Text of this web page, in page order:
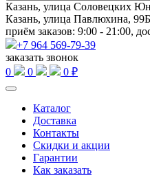
Казань, улица Соловецких
Казань, улица Павлюхина, 99Б
приём заказов: 9:00 - 21:00,
+7 964 569-79-39
заказать звонок
0
0 0 ₽
Каталог
Доставка
Контакты
Скидки и акции
Гарантии
Как заказать